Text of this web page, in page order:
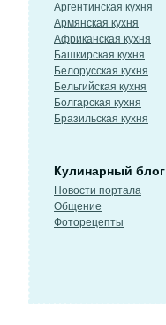
Аргентинская кухня
Армянская кухня
Африканская кухня
Башкирская кухня
Белорусская кухня
Бельгийская кухня
Болгарская кухня
Бразильская кухня
Кулинарный блог
Новости портала
Общение
Фоторецепты